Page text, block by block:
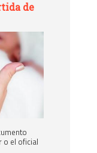
de
o el oficial